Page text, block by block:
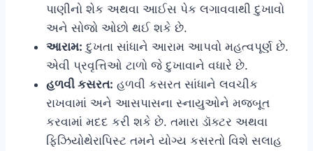
પાણીનો શેક અથવા આઈસ પેક લગાવવાથી દુખાવો
અને સોજો ઓછો થઈ શકે છે.
આરામ: દુખતા સાંધાને આરામ આપવો મહત્વપૂર્ણ છે.
એવી પ્રવૃત્તિઓ ટાળો જે દુખાવાને વધારે છે.
હળવી કસરત: હળવી કસરત સાંધાને લવચીક
રાખવામાં અને આસપાસના સ્નાયુઓને મજબૂત
કરવામાં મદદ કરી શકે છે. તમારા ડૉક્ટર અથવા
ફિઝિયોથેરાપિસ્ટ તમને યોગ્ય કસરતો વિશે સલાહ